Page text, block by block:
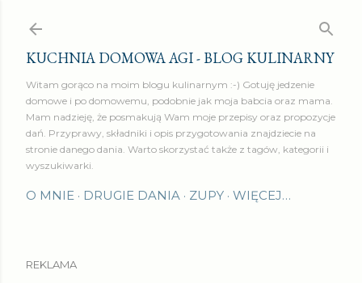
KUCHNIA DOMOWA AGI - BLOG KULINARNY
Witam gorąco na moim blogu kulinarnym :-) Gotuję jedzenie
domowe i po domowemu, podobnie jak moja babcia oraz mama.
Mam nadzieję, że posmakują Wam moje przepisy oraz propozycje
dań. Przyprawy, składniki i opis przygotowania znajdziecie na
stronie danego dania. Warto skorzystać także z tagów, kategorii i
wyszukiwarki.
O MNIE DRUGIE DANIA ZUPY WIĘCEJ…
REKLAMA